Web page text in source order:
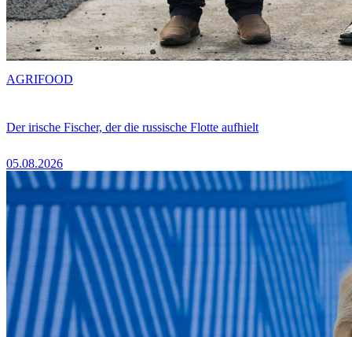
Der irische Fischer, der die russische Flotte aufhielt
05.08.2026
AGRIFOOD